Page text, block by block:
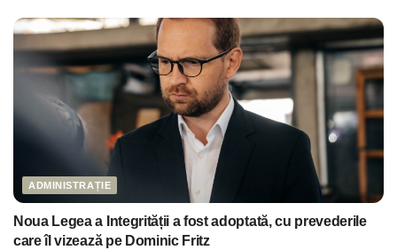
ADMINISTRAȚIE
Noua Legea a Integrității a fost adoptată, cu prevederile
care îl vizează pe Dominic Fritz